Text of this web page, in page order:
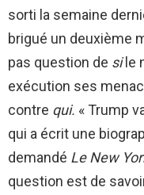
sorti la semaine
brigué un deuxième
pas question de sile
exécution ses
contre qui. « Trump
qui a écrit une
demandé Le New
question est de